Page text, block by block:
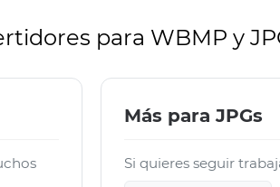
para WBMP y
Más para JPGs
Si quieres seguir